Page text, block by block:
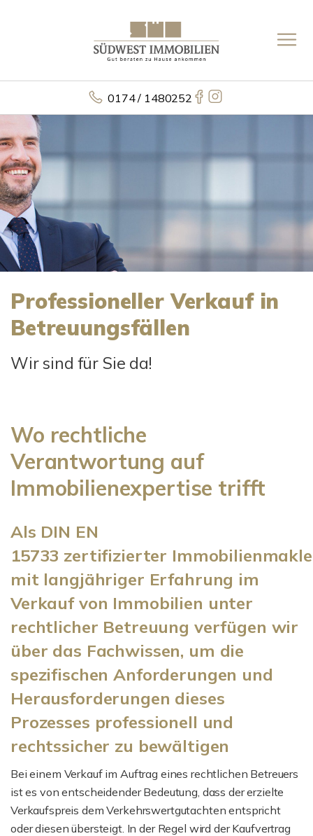
0174 / 1480252
Professioneller Verkauf in
Betreuungsfällen
Wir sind für Sie da!
Wo rechtliche
Verantwortung auf
Immobilienexpertise trifft
Als DIN EN
15733 zertifizierter
mit langjähriger Erfahrung im
Verkauf von Immobilien unter
rechtlicher Betreuung verfügen wir
über das Fachwissen, um die
spezifischen Anforderungen und
Herausforderungen dieses
Prozesses professionell und
rechtssicher zu bewältigen
Bei einem Verkauf im Auftrag eines rechtlichen Betreuers
ist es von entscheidender Bedeutung, dass der erzielte
Verkaufspreis dem Verkehrswertgutachten entspricht
oder diesen übersteigt. In der Regel wird der Kaufvertrag